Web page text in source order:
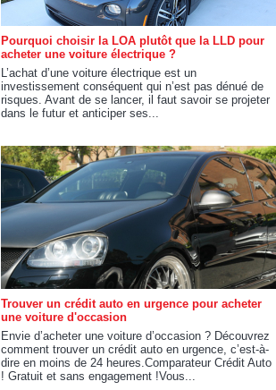
Pourquoi choisir la LOA plutôt que la LLD pour
acheter une voiture électrique ?
L’achat d’une voiture électrique est un
investissement conséquent qui n’est pas dénué de
risques. Avant de se lancer, il faut savoir se projeter
dans le futur et anticiper ses...
Trouver un crédit auto en urgence pour acheter
une voiture d'occasion
Envie d’acheter une voiture d’occasion ? Découvrez
comment trouver un crédit auto en urgence, c’est-à-
dire en moins de 24 heures.Comparateur Crédit Auto
! Gratuit et sans engagement !Vous...